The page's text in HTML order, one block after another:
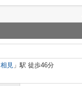
相見 」駅 徒歩46分